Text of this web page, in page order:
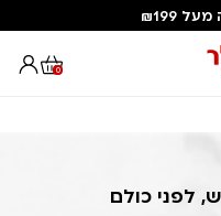
₪199
0 Out of Stock Alert
לפני כולם